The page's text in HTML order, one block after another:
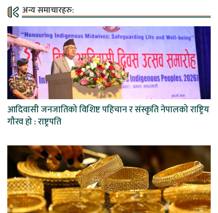
अन्य समाचारहरु:
आदिवासी जनजातिको विशिष्ट पहिचान र संस्कृति नेपालको राष्ट्रिय
गौरव हो : राष्ट्रपति